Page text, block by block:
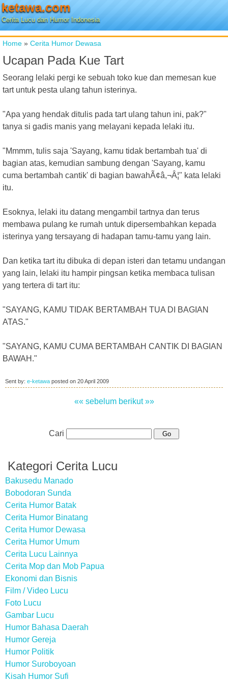
ketawa.com
Cerita Lucu dan Humor Indonesia
Home » Cerita Humor Dewasa
Ucapan Pada Kue Tart
Seorang lelaki pergi ke sebuah toko kue dan memesan kue
tart untuk pesta ulang tahun isterinya.
"Apa yang hendak ditulis pada tart ulang tahun ini, pak?"
tanya si gadis manis yang melayani kepada lelaki itu.
"Mmmm, tulis saja 'Sayang, kamu tidak bertambah tua' di
bagian atas, kemudian sambung dengan 'Sayang, kamu
cuma bertambah cantik' di bagian bawahÃ¢â,¬Â¦" kata lelaki
itu.
Esoknya, lelaki itu datang mengambil tartnya dan terus
membawa pulang ke rumah untuk dipersembahkan kepada
isterinya yang tersayang di hadapan tamu-tamu yang lain.
Dan ketika tart itu dibuka di depan isteri dan tetamu undangan
yang lain, lelaki itu hampir pingsan ketika membaca tulisan
yang tertera di tart itu:
"SAYANG, KAMU TIDAK BERTAMBAH TUA DI BAGIAN
ATAS."
"SAYANG, KAMU CUMA BERTAMBAH CANTIK DI BAGIAN
BAWAH."
Sent by: e-ketawa posted on 20 April 2009
«« sebelum berikut »»
Cari
Kategori Cerita Lucu
Bakusedu Manado
Bobodoran Sunda
Cerita Humor Batak
Cerita Humor Binatang
Cerita Humor Dewasa
Cerita Humor Umum
Cerita Lucu Lainnya
Cerita Mop dan Mob Papua
Ekonomi dan Bisnis
Film / Video Lucu
Foto Lucu
Gambar Lucu
Humor Bahasa Daerah
Humor Gereja
Humor Politik
Humor Suroboyoan
Kisah Humor Sufi